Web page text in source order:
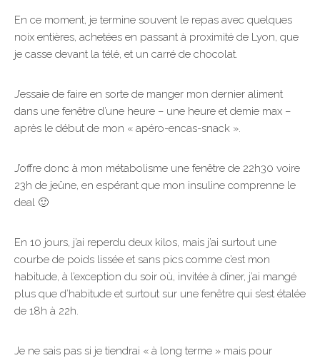
En ce moment, je termine souvent le repas avec quelques
noix entières, achetées en passant à proximité de Lyon, que
je casse devant la télé, et un carré de chocolat.
J’essaie de faire en sorte de manger mon dernier aliment
dans une fenêtre d’une heure – une heure et demie max –
après le début de mon « apéro-encas-snack ».
J’offre donc à mon métabolisme une fenêtre de 22h30 voire
23h de jeûne, en espérant que mon insuline comprenne le
deal 🙂
En 10 jours, j’ai reperdu deux kilos, mais j’ai surtout une
courbe de poids lissée et sans pics comme c’est mon
habitude, à l’exception du soir où, invitée à dîner, j’ai mangé
plus que d’habitude et surtout sur une fenêtre qui s’est étalée
de 18h à 22h.
Je ne sais pas si je tiendrai « à long terme » mais pour